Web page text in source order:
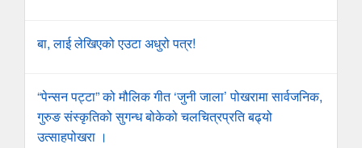
बा, लाई लेखिएको एउटा अधुरो पत्र!
“पेन्सन पट्टा” को मौलिक गीत ‘जुनी जाला’ पोखरामा सार्वजनिक,
गुरुङ संस्कृतिको सुगन्ध बोकेको चलचित्रप्रति बढ्यो
उत्साहपोखरा ।